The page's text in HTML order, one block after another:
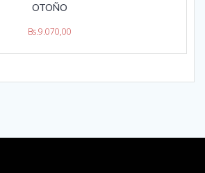
OTOÑO
Bs.9.070,00